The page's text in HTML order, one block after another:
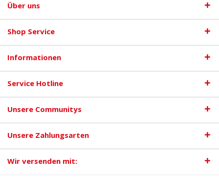
Über uns
Shop Service
Informationen
Service Hotline
Unsere Communitys
Unsere Zahlungsarten
Wir versenden mit: